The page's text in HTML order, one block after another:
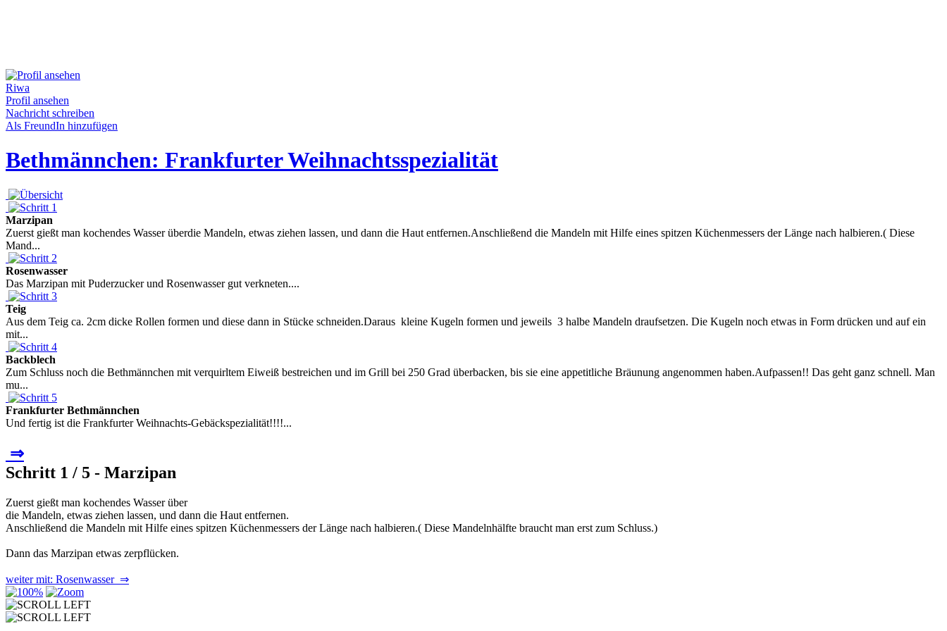
Riwa
Profil ansehen
Nachricht schreiben
Als FreundIn hinzufügen
Bethmännchen: Frankfurter Weihnachtsspezialität
Marzipan
Zuerst gießt man kochendes Wasser überdie Mandeln, etwas ziehen lassen, und dann die Haut entfernen.Anschließend die Mandeln mit Hilfe eines spitzen Küchenmessers der Länge nach halbieren.( Diese
Mand...
Rosenwasser
Das Marzipan mit Puderzucker und Rosenwasser gut verkneten....
Teig
Aus dem Teig ca. 2cm dicke Rollen formen und diese dann in Stücke schneiden.Daraus kleine Kugeln formen und jeweils 3 halbe Mandeln draufsetzen. Die Kugeln noch etwas in Form drücken und auf ein
mit...
Backblech
Zum Schluss noch die Bethmännchen mit verquirltem Eiweiß bestreichen und im Grill bei 250 Grad überbacken, bis sie eine appetitliche Bräunung angenommen haben.Aufpassen!! Das geht ganz schnell. Man
mu...
Frankfurter Bethmännchen
Und fertig ist die Frankfurter Weihnachts-Gebäckspezialität!!!!...
⇒
Schritt 1 / 5 - Marzipan
Zuerst gießt man kochendes Wasser über
die Mandeln, etwas ziehen lassen, und dann die Haut entfernen.
Anschließend die Mandeln mit Hilfe eines spitzen Küchenmessers der Länge nach halbieren.( Diese Mandelnhälfte braucht man erst zum Schluss.)
Dann das Marzipan etwas zerpflücken.
weiter mit: Rosenwasser ⇒